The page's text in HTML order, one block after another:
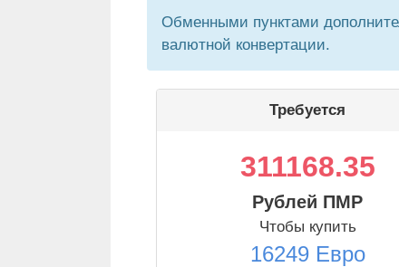
Обменными пунктами
валютной конвертации.
Требуется
311168.35
Рублей ПМР
Чтобы купить
16249 Евро